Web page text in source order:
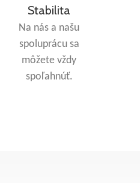
Stabilita
Na nás a našu
spoluprácu sa
môžete vždy
spoľahnúť.